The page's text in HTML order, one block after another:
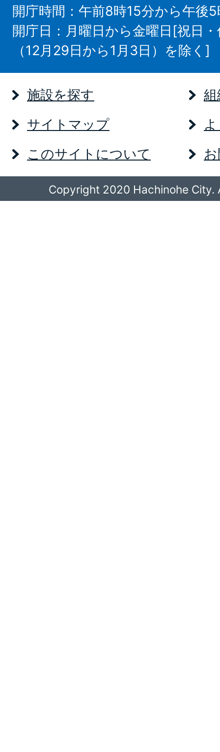
開庁時間：午前8時15分から午後5
開庁日：月曜日から金曜日[祝日
（12月29日から1月3日）を除く]
施設を探す
サイトマップ
このサイトについて
Copyright 2020 Hachinohe City.